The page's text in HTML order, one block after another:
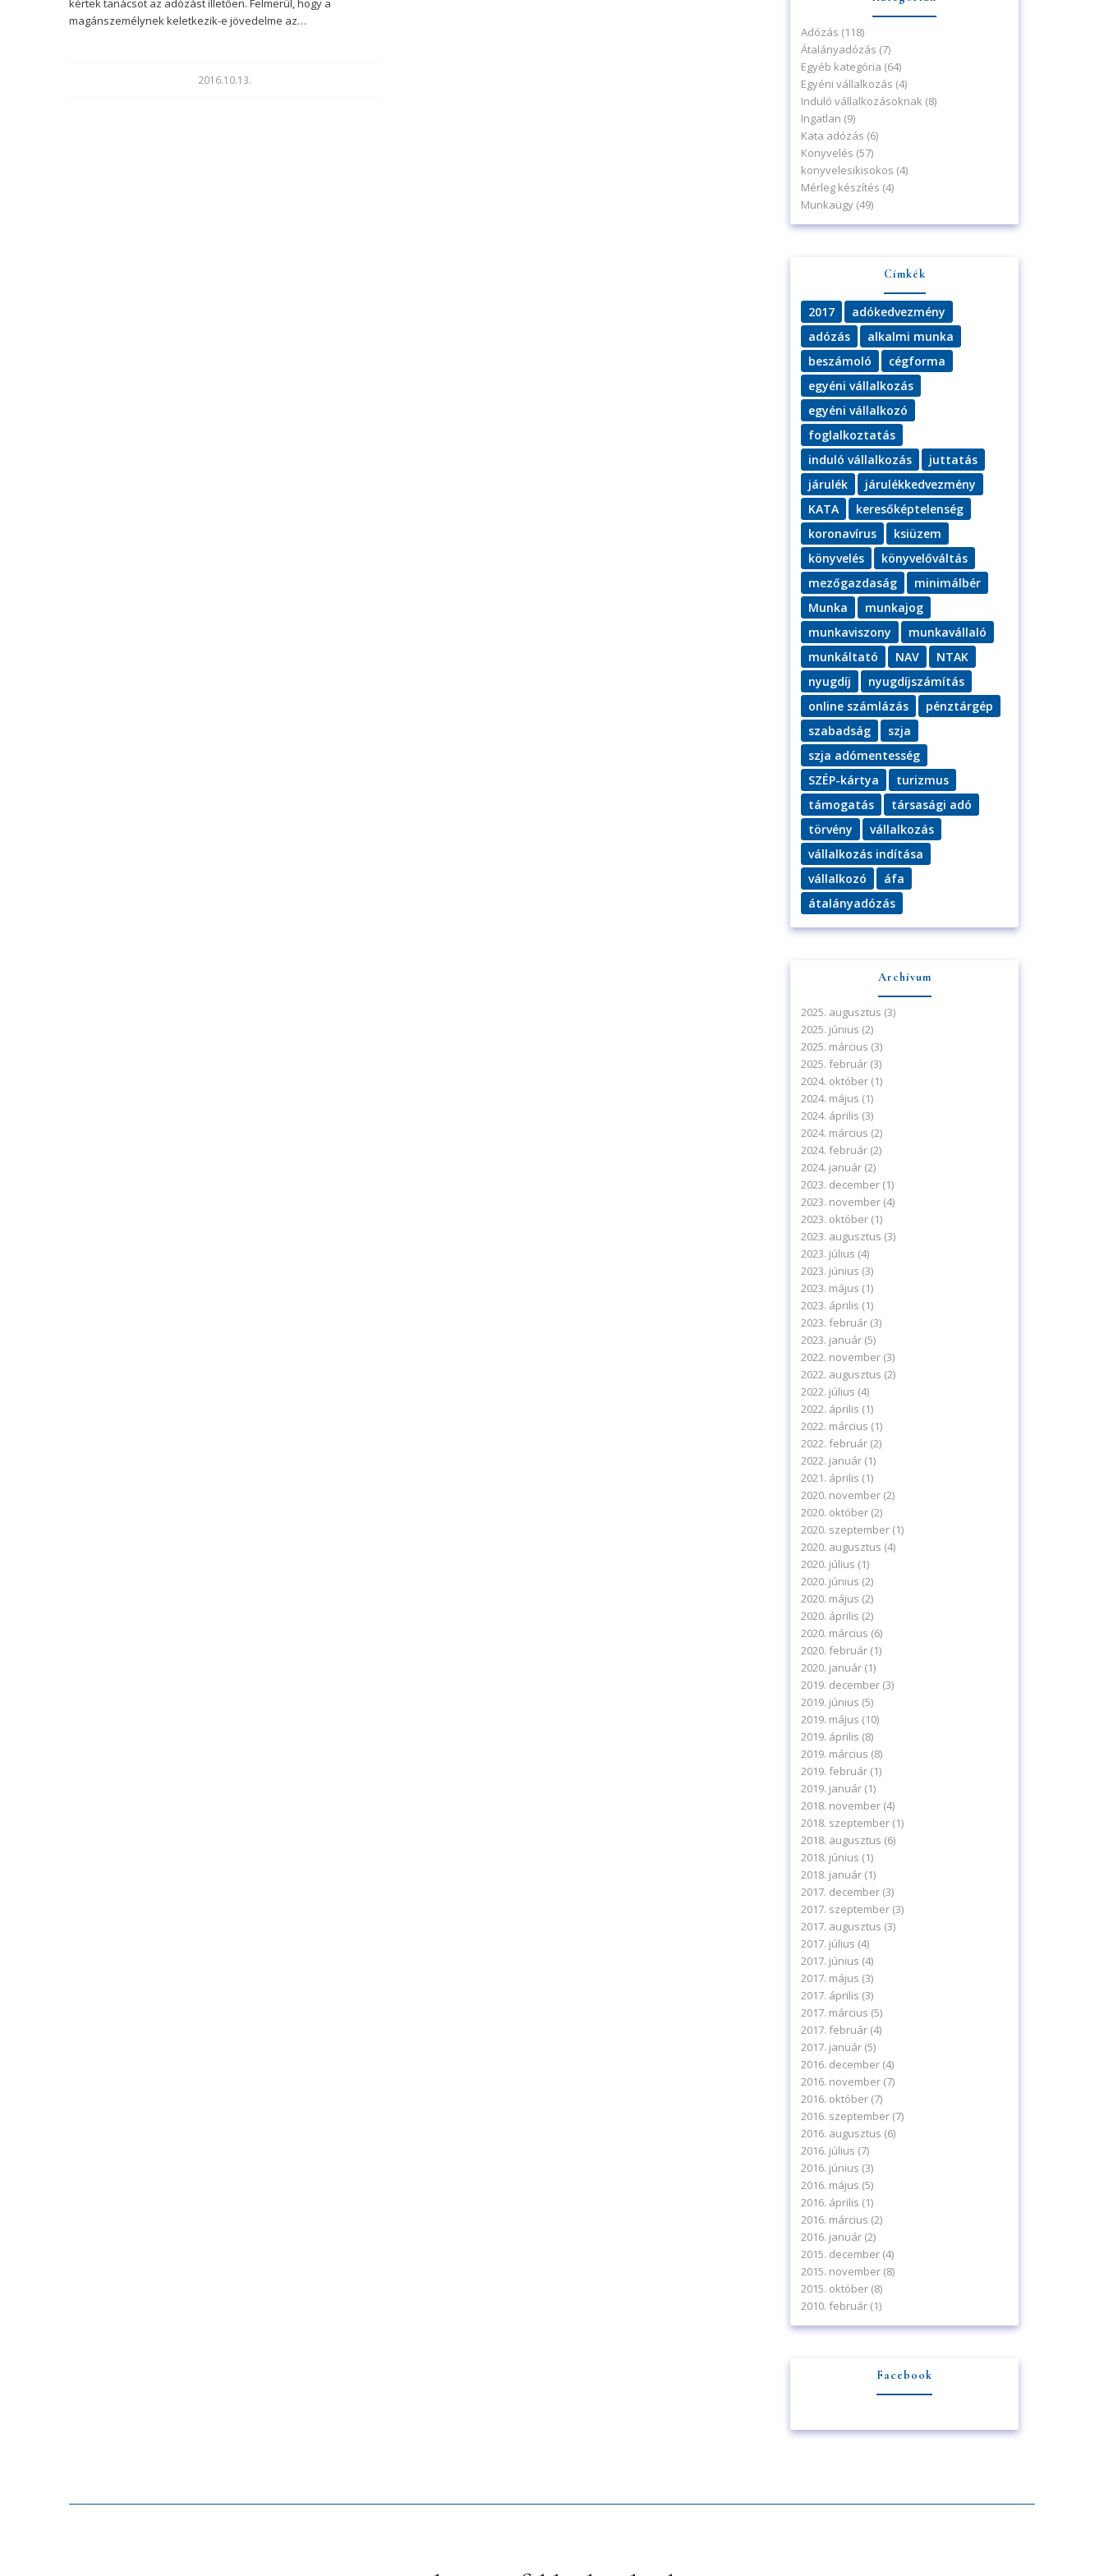
kértek tanácsot az adózást illetően. Felmerül, hogy a
magánszemélynek keletkezik-e jövedelme az…
2016.10.13.
Adózás (118)
Átalányadózás (7)
Egyéb kategória (64)
Egyéni vállalkozás (4)
Induló vállalkozásoknak (8)
Ingatlan (9)
Kata adózás (6)
Könyvelés (57)
konyvelesikisokos (4)
Mérleg készítés (4)
Munkaügy(49)
Címkék
2017
adókedvezmény
adózás
alkalmi munka
beszámoló
cégforma
egyéni vállalkozás
egyéni vállalkozó
foglalkoztatás
induló vállalkozás
juttatás
járulék
járulékkedvezmény
KATA
keresőképtelenség
koronavírus
ksiüzem
könyvelés
könyvelőváltás
mezőgazdaság
minimálbér
Munka
munkajog
munkaviszony
munkavállaló
munkáltató
NAV
NTAK
nyugdíj
nyugdíjszámítás
online számlázás
pénztárgép
szabadság
szja
szja adómentesség
SZÉP-kártya
turizmus
támogatás
társasági adó
törvény
vállalkozás
vállalkozás indítása
vállalkozó
áfa
átalányadózás
Archívum
2025. augusztus (3)
2025. június (2)
2025. március (3)
2025. február(3)
2024. október(1)
2024. május (1)
2024. április (3)
2024. március (2)
2024. február(2)
2024. január(2)
2023. december(1)
2023. november(4)
2023. október(1)
2023. augusztus (3)
2023. július (4)
2023. június (3)
2023. május (1)
2023. április (1)
2023. február(3)
2023. január(5)
2022. november(3)
2022. augusztus (2)
2022. július (4)
2022. április (1)
2022. március (1)
2022. február(2)
2022. január(1)
2021. április (1)
2020. november(2)
2020. október(2)
2020. szeptember(1)
2020. augusztus (4)
2020. július (1)
2020. június (2)
2020. május (2)
2020. április (2)
2020. március (6)
2020. február(1)
2020. január(1)
2019. december(3)
2019. június (5)
2019. május (10)
2019. április (8)
2019. március (8)
2019. február(1)
2019. január(1)
2018. november(4)
2018. szeptember(1)
2018. augusztus (6)
2018. június (1)
2018. január(1)
2017. december(3)
2017. szeptember(3)
2017. augusztus (3)
2017. július (4)
2017. június (4)
2017. május (3)
2017. április (3)
2017. március (5)
2017. február(4)
2017. január(5)
2016. december(4)
2016. november(7)
2016. október(7)
2016. szeptember(7)
2016. augusztus (6)
2016. július (7)
2016. június (3)
2016. május (5)
2016. április (1)
2016. március (2)
2016. január(2)
2015. december(4)
2015. november(8)
2015. október(8)
2010. február(1)
Facebook
Iratkozzon fel hírlevelünkre!
A feliratkozással elfogadja az adatvédelmi tájékoztatónkat.